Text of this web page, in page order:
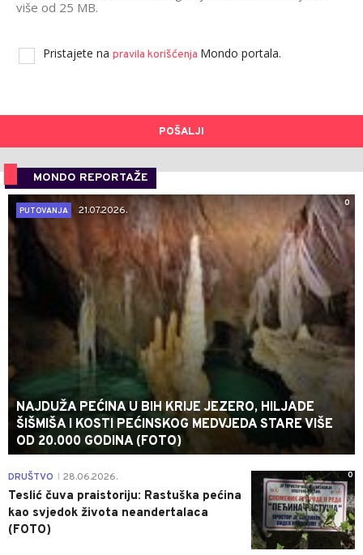
više od 25 MB.
Pristajete na pravila korišćenja Mondo portala.
POŠALJI
MONDO REPORTAŽE
0
PUTOVANJA
21.07.2026.
NAJDUŽA PEĆINA U BIH KRIJE JEZERO, HILJADE
ŠIŠMIŠA I KOSTI PEĆINSKOG MEDVJEDA STARE VIŠE
OD 20.000 GODINA (FOTO)
0
DRUŠTVO 28.06.2026.
Teslić čuva praistoriju: Rastuška pećina
kao svjedok života neandertalaca
(FOTO)